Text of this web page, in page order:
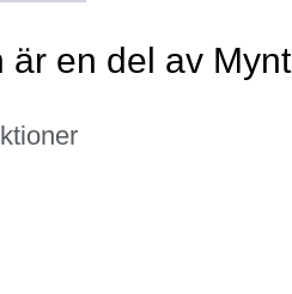
är en del av